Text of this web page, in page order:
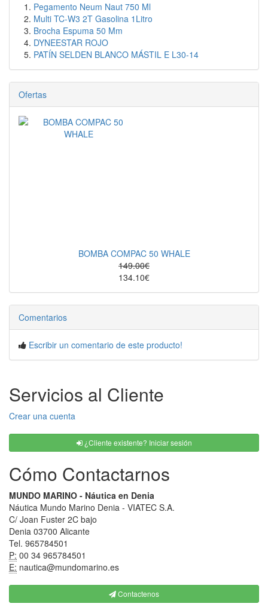
Pegamento Neum Naut 750 Ml
Multi TC-W3 2T Gasolina 1Litro
Brocha Espuma 50 Mm
DYNEESTAR ROJO
PATÍN SELDEN BLANCO MÁSTIL E L30-14
Ofertas
BOMBA COMPAC 50 WHALE
149.00€
134.10€
Comentarios
Escribir un comentario de este producto!
Servicios al Cliente
Crear una cuenta
¿Cliente existente? Iniciar sesión
Cómo Contactarnos
MUNDO MARINO - Náutica en Denia
Náutica Mundo Marino Denia - VIATEC S.A.
C/ Joan Fuster 2C bajo
Denia 03700 Alicante
Tel. 965784501
P: 00 34 965784501
E: nautica@mundomarino.es
Contactenos